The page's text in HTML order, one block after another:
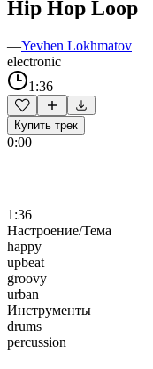
Hip Hop Loop
—Yevhen Lokhmatov
electronic
1:36
Купить трек
0:00
1:36
Настроение/Тема
happy
upbeat
groovy
urban
Инструменты
drums
percussion